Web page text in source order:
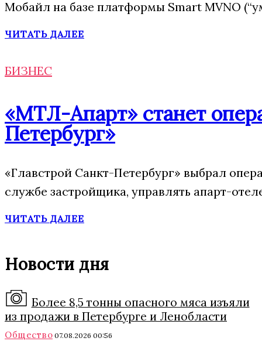
Мобайл на базе платформы Smart MVNO
ЧИТАТЬ ДАЛЕЕ
БИЗНЕС
«МТЛ-Апарт» станет
Петербург»
«Главстрой Санкт-Петербург» выбрал
службе застройщика, управлять апарт-
ЧИТАТЬ ДАЛЕЕ
Новости дня
Более 8,5 тонны опасного мяса изъяли
из продажи в Петербурге и Ленобласти
Общество 07.08.2026 00:56